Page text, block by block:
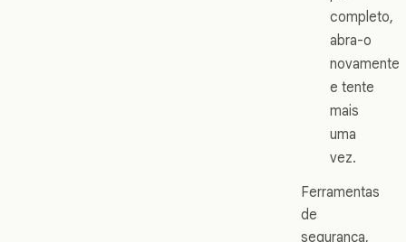
completo,
abra-o
novamente
e tente
mais
uma
vez.
Ferramentas
de
segurança,